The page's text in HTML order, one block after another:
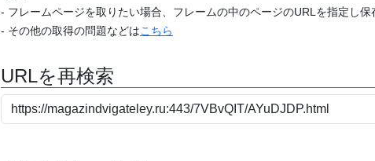
- フレームページを取りたい場合、フレームの中のページのURLを指定し保
- その他の取得の問題などはこちら
URLを再検索